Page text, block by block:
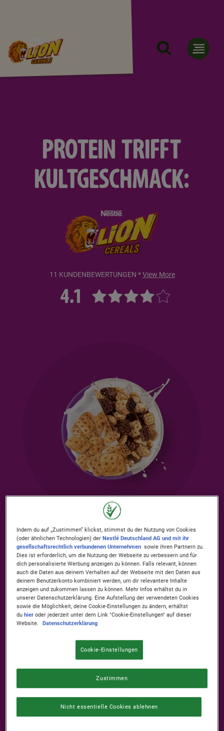
Direkt zum Inhalt
PROTEIN TRIFFT
KULTGESCHMACK:
11 KUNDENBEWERTUNGEN * View More
4.1
JETZT NEU: LION
UND CINI MINIS
MIT PROTEIN
Indem du auf „Zustimmen“ klickst, stimmst du der Nutzung von Cookies
(oder ähnlichen Technologien) derNestlé Deutschland AG und mit ihr
gesellschaftsrechtlich verbundenen Unternehmen sowie ihren Partnern zu.
Dies ist erforderlich, um die Nutzung der Webseite zu verbessern und für
dich personalisierte Werbung anzeigen zu können. Falls relevant, können
auch die Daten aus deinem Verhalten auf der Webseite mit den Daten aus
deinem Benutzerkonto kombiniert werden, um dir relevantere Inhalte
anzeigen und zukommen lassen zu können. Mehr Infos erhältst du in
unserer Datenschutzerklärung. Eine Aufstellung der verwendeten Cookies
sowie die Möglichkeit, deine Cookie-Einstellungen zu ändern, erhältst
duhier oder jederzeit unter dem Link "Cookie-Einstellungen" auf dieser
Website.
Datenschutzerklärung
Cookie-Einstellungen
Nicht essentielle Cookies ablehnen
Zustimmen